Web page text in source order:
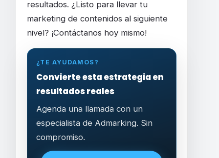
resultados. ¿Listo para llevar tu
marketing de contenidos al siguiente
nivel? ¡Contáctanos hoy mismo!
¿TE AYUDAMOS?
Convierte esta estrategia en
resultados reales
Agenda una llamada con un
especialista de Admarking. Sin
compromiso.